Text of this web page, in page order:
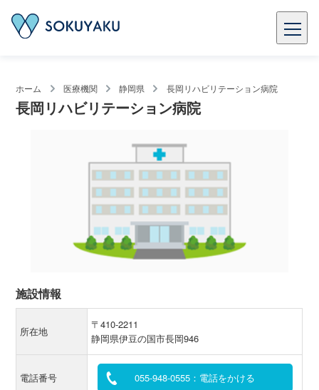
ホーム 医療機関 静岡県 長岡リハビリテーション病院
長岡リハビリテーション病院
施設情報
所在地
〒410-2211
静岡県伊豆の国市長岡946
電話番号 055-948-0555：電話をかける